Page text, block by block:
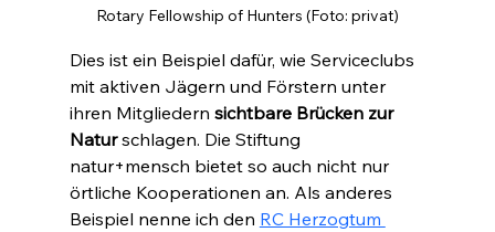
Rotary Fellowship of Hunters (Foto: privat)
Dies ist ein Beispiel dafür, wie Serviceclubs
mit aktiven Jägern und Förstern unter
ihren Mitgliedern sichtbare Brücken zur
Natur schlagen. Die Stiftung
natur+mensch bietet so auch nicht nur
örtliche Kooperationen an. Als anderes
Beispiel nenne ich den RC Herzogtum